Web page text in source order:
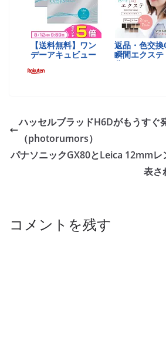
ハッセルブラッドH6Dがもうすぐ
（photorumors）
パナソニックGX80とLeica 12mm
表さ
コメントを残す